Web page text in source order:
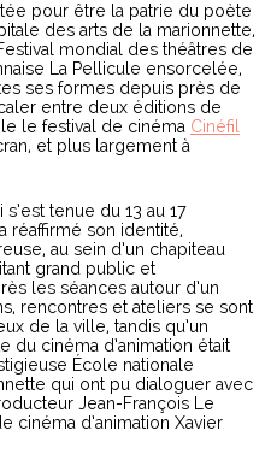
pour être la patrie du poète
des arts de la marionnette,
mondial des théâtres de
La Pellicule ensorcelée,
ses formes depuis près de
entre deux éditions de
le festival de cinéma Cinéfil
et plus largement à
tenue du 13 au 17
réaffirmé son identité,
au sein d’un chapiteau
grand public et
les séances autour d’un
rencontres et ateliers se sont
de la ville, tandis qu’un
cinéma d’animation était
École nationale
qui ont pu dialoguer avec
Jean-François Le
cinéma d’animation Xavier